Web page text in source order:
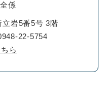
係
岩5番5号 3階
22-5754
ら